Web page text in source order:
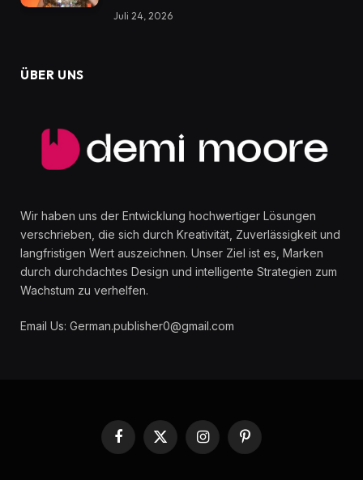
Juli 24, 2026
ÜBER UNS
Wir haben uns der Entwicklung hochwertiger Lösungen
verschrieben, die sich durch Kreativität, Zuverlässigkeit und
langfristigen Wert auszeichnen. Unser Ziel ist es, Marken
durch durchdachtes Design und intelligente Strategien zum
Wachstum zu verhelfen.
Email Us: German.publisher0@gmail.com
Facebook
X
(Twitter)
InstagramPinterest